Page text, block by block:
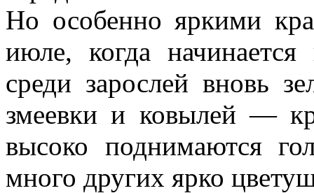
Но особенно яркими
июле, когда
среди зарослей вновь
змеевки и ковылей —
высоко поднимаются
много других яр­ко